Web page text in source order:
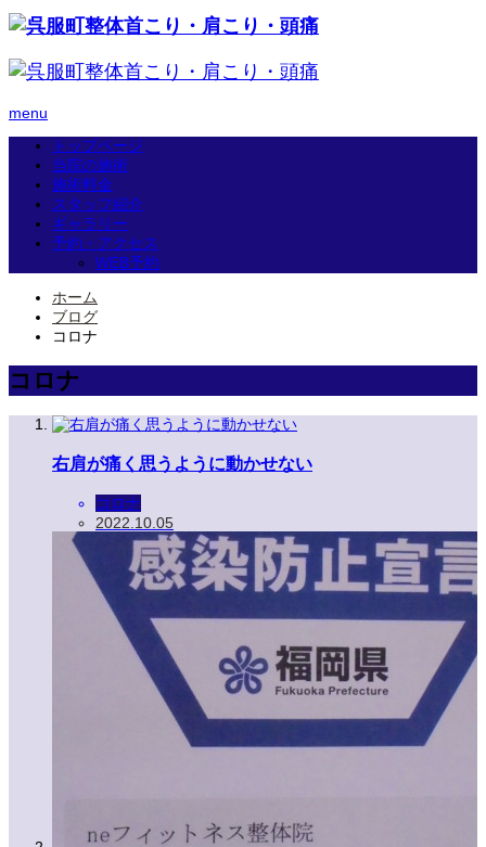
menu
トップページ
当院の施術
施術料金
スタッフ紹介
ギャラリー
予約・アクセス
WEB予約
ホーム
ブログ
コロナ
コロナ
右肩が痛く思うように動かせない
コロナ
2022.10.05